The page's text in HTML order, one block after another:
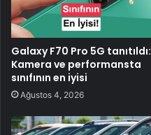
Galaxy F70 Pro 5G tanıtıldı:
Kamera ve performansta
sınıfının en iyisi
Ağustos 4, 2026